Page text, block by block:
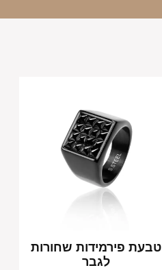
טבעת פירמידות שחורות
לגבר